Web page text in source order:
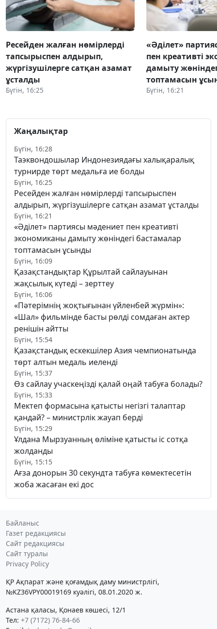
Ресейден жалған нөмірлерді
тапсырыспен алдырып,
жүргізушілерге сатқан азамат
ұсталды
Бүгін, 16:25
«Әділет»
пен креативті
дамыту
топтамасын
Бүгін, 16:21
Жаңалықтар
Бүгін, 16:28
Таэквондошылар Индонезиядағы халықаралық
турнирде төрт медальға ие болды
Бүгін, 16:25
Ресейден жалған нөмірлерді тапсырыспен
алдырып, жүргізушілерге сатқан азамат ұсталды
Бүгін, 16:21
«Әділет» партиясы мәдениет пен креативті
экономиканы дамыту жөніндегі бастамалар
топтамасын ұсынды
Бүгін, 16:09
Қазақстандықтар Құрылтай сайлауынан
жақсылық күтеді – зерттеу
Бүгін, 16:06
«Пәтерімнің жоқтығынан үйленбей жүрмін»:
«Шал» фильмінде басты рөлді сомдаған актер
ренішін айтты
Бүгін, 15:54
Қазақстандық ескекшілер Азия чемпионатында
төрт алтын медаль иеленді
Бүгін, 15:37
Өз сайлау учаскеңізді қалай оңай табуға болады?
Бүгін, 15:33
Мектеп формасына қатысты негізгі талаптар
қандай? – министрлік жауап берді
Бүгін, 15:29
Ұлдана Мырзуанның өліміне қатысты іс сотқа
жолданды
Бүгін, 15:15
Ағза донорын 30 секундта табуға көмектесетін
жоба жасаған екі дос
Байланыс
Газет редакциясы
Сайт редакциясы
Сайт туралы
Privacy Policy
ҚР Ақпарат және қоғамдық даму министрлігі,
№KZ36VPY00019169 куәлігі, 08.01.2020 ж.
Астана қаласы, Қонаев көшесі, 12/1
Тел: +7 (7172) 76-84-66